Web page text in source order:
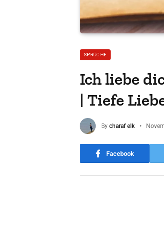
SPRÜCHE
Ich liebe
| Tiefe
By charaf elk
Facebook